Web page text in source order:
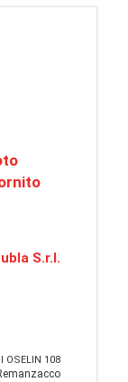
S.r.l.
OSELIN 108